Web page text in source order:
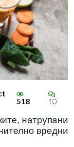
518 10
натрупани
вредни